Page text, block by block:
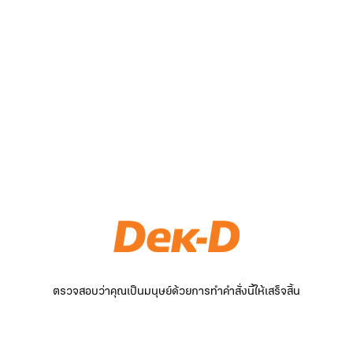
ตรวจสอบว่าคุณเป็นมนุษย์ด้วยการทำคำสั่งนี้ให้เสร็จสิ้น